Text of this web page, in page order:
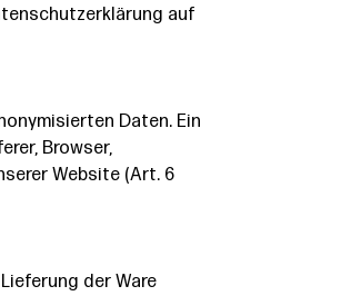
auf
Daten. Ein
Browser,
Website (Art. 6
der Ware